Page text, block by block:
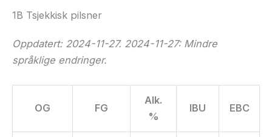
1B Tsjekkisk pilsner
Oppdatert: 2024-11-27. 2024-11-27: Mindre
språklige endringer.
OG FG
Alk.
%
IBU EBC